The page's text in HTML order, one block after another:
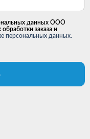
данных ООО
заказа и
персональных данных.